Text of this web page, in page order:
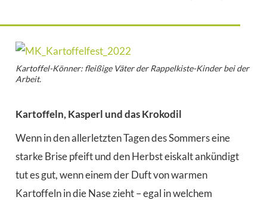
Kartoffel-Könner: fleißige Väter der Rappelkiste-Kinder bei der
Arbeit.
Kartoffeln, Kasperl und das Krokodil
Wenn in den allerletzten Tagen des Sommers eine
starke Brise pfeift und den Herbst eiskalt ankündigt
tut es gut, wenn einem der Duft von warmen
Kartoffeln in die Nase zieht – egal in welchem